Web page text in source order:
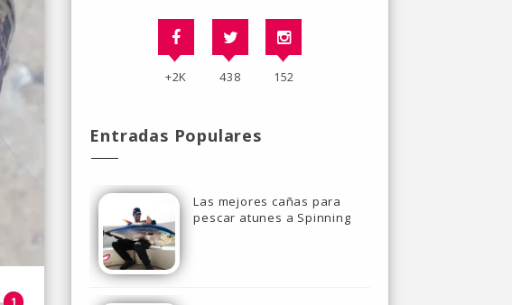
1
+2K 438 152
Entradas Populares
Las mejores cañas para
pescar atunes a Spinning